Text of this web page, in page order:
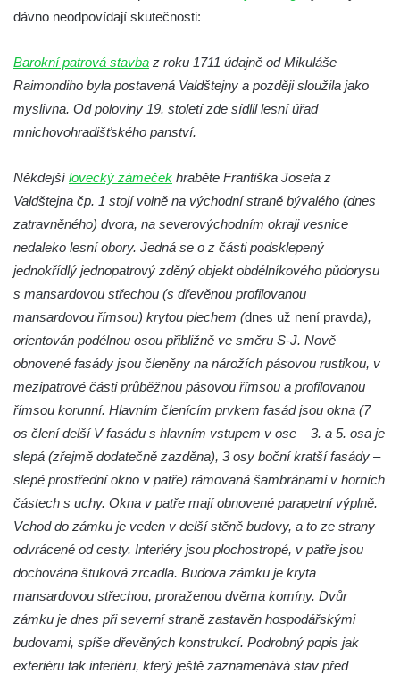
Zámek Velké Žernoseky
Zámek Neuberk v Mělníku
Zámek Stvolínky
Červený dům v České Lípě
Zámek Postoloprty
Zámek Lišnice
Zámek Rumburk
Bývalý zámek Ledebour
Zámek Hořín
Zámek Lenešice
Zámek Budenice
Zámek Štáf ve Zlonicích
Zámek Poutnov
Zámeček u Vysoké Lípy
Zámek Chomutov
Zámek nad Vysokou Lípou
Zámek v Lázních Libverda
Zámek Skalka u Vlastislavi
dávno neodpovídají skutečnosti:
Barokní patrová stavba z roku 1711 údajně od Mikuláše
Raimondiho byla postavená Valdštejny a později sloužila jako
myslivna. Od poloviny 19. století zde sídlil lesní úřad
mnichovohradišťského panství.
Někdejšílovecký zámeček hraběte Františka Josefa z
Valdštejna čp. 1 stojí volně na východní straně bývalého (dnes
zatravněného) dvora, na severovýchodním okraji vesnice
nedaleko lesní obory. Jedná se o z části podsklepený
jednokřídlý jednopatrový zděný objekt obdélníkového půdorysu
s mansardovou střechou (s dřevěnou profilovanou
mansardovou římsou) krytou plechem (dnes už není pravda),
orientován podélnou osou přibližně ve směru S-J. Nově
obnovené fasády jsou členěny na nárožích pásovou rustikou, v
mezipatrové části průběžnou pásovou římsou a profilovanou
římsou korunní. Hlavním členícím prvkem fasád jsou okna (7
os člení delší V fasádu s hlavním vstupem v ose – 3. a 5. osa je
slepá (zřejmě dodatečně zazděna), 3 osy boční kratší fasády –
slepé prostřední okno v patře) rámovaná šambránami v horních
částech s uchy. Okna v patře mají obnovené parapetní výplně.
Vchod do zámku je veden v delší stěně budovy, a to ze strany
odvrácené od cesty. Interiéry jsou plochostropé, v patře jsou
dochována štuková zrcadla. Budova zámku je kryta
mansardovou střechou, proraženou dvěma komíny. Dvůr
zámku je dnes při severní straně zastavěn hospodářskými
budovami, spíše dřevěných konstrukcí. Podrobný popis jak
exteriéru tak interiéru, který ještě zaznamenává stav před